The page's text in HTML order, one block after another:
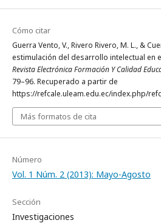
Cómo citar
Guerra Vento, V., Rivero Rivero, M. L., &
estimulación del desarrollo intelectual en
Revista Electrónica Formación Y Calidad
79–96. Recuperado a partir de
https://refcale.uleam.edu.ec/index.php/
Más formatos de cita
Número
Vol. 1 Núm. 2 (2013): Mayo-Agosto
Sección
Investigaciones